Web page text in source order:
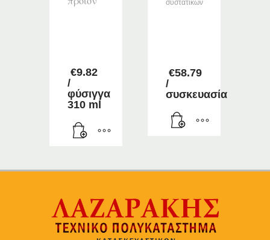
€9.82
/
φύσιγγα
310 ml
συστατικών
€58.79
/
συσκευασία